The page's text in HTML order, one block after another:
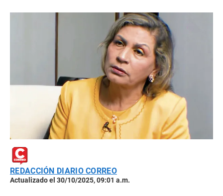
REDACCIÓN DIARIO CORREO
Actualizado el 30/10/2025, 09:01 a.m.